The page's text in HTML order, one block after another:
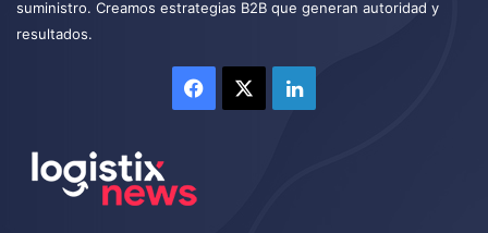
suministro. Creamos estrategias B2B que generan autoridad y
resultados.
Facebook LinkedIn